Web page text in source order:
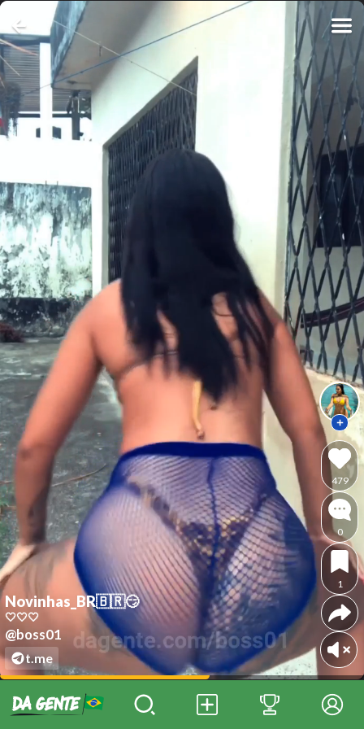
Novinhas_BR🇧🇷😏
🤍🤍🤍
@boss01
t.me
479
0
1